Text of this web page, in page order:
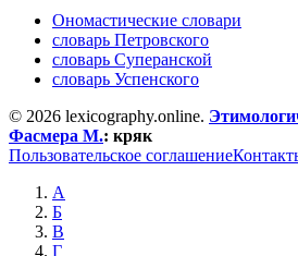
Ономастические словари
словарь Петровского
словарь Суперанской
словарь Успенского
© 2026 lexicography.online.
Фасмера М.: кряк
Пользовательское соглашение
А
Б
В
Г